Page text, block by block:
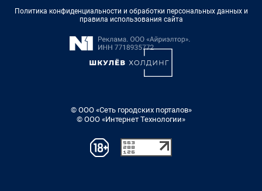
Политика конфиденциальности и обработки персональных данных и
правила использования сайта
© ООО «Сеть городских порталов»
© ООО «Интернет Технологии»